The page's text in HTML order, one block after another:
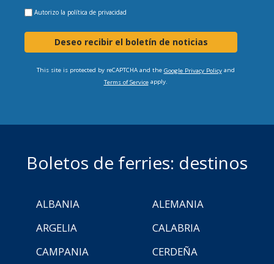
Autorizo la política de privacidad
Deseo recibir el boletín de noticias
This site is protected by reCAPTCHA and the Google Privacy Policyand
Terms of Serviceapply.
Boletos de ferries: destinos
ALBANIA
ALEMANIA
ARGELIA
CALABRIA
CAMPANIA
CERDEÑA